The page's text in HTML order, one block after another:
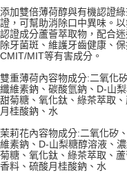
請求用戶進行身份認證。
５．嚴禁一人註冊多個帳號
恩沛科技股份有限公司將有
付款後寶雅門市自取(由倉
每筆NT$80，滿NT$290(
添加雙倍薄荷醇與有機認證
證，可幫助消除口中異味。
認證成分蘆薈萃取物，配合
除牙菌斑、維護牙齒健康、
CMIT/MIT等有害成分。
雙重薄荷內容物成分:二氧化
纖維素鈉、碳酸氫鈉、D-山
甜菊糖、氧化鈦、綠茶萃取
月桂酸鈉、水
茉莉花內容物成分:二氧化矽
維素鈉、D-山梨糖醇溶液、
菊糖、氧化鈦、綠茶萃取、
香料、硫酸月桂酸鈉、水